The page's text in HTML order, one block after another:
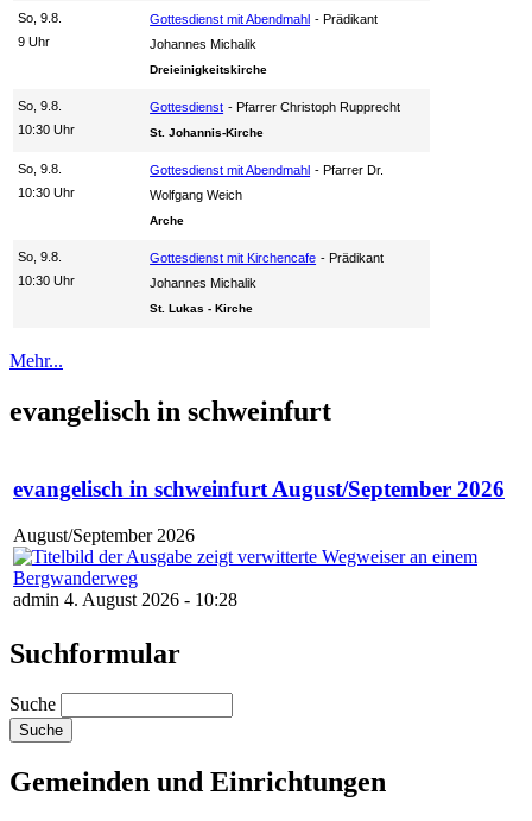
So, 9.8.
9 Uhr
Gottesdienst mit Abendmahl
Prädikant
Johannes Michalik
Dreieinigkeitskirche
So, 9.8.
10:30 Uhr
Gottesdienst Pfarrer Christoph Rupprecht
St. Johannis-Kirche
So, 9.8.
10:30 Uhr
Gottesdienst mit Abendmahl
Pfarrer Dr.
Wolfgang Weich
Arche
So, 9.8.
10:30 Uhr
Gottesdienst mit Kirchencafe
Prädikant
Johannes Michalik
St. Lukas - Kirche
Mehr...
evangelisch in schweinfurt
evangelisch in schweinfurt August/September 2026
August/September 2026
admin 4. August 2026 - 10:28
Suchformular
Suche
Gemeinden und Einrichtungen